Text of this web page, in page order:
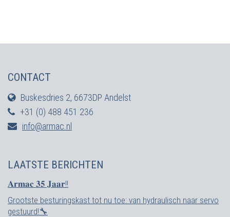
CONTACT
Buskesdries 2, 6673DP Andelst
+31 (0) 488 451 236
info@armac.nl
LAATSTE BERICHTEN
𝐀𝐫𝐦𝐚𝐜 𝟑𝟓 𝐉𝐚𝐚𝐫!!
Grootste besturingskast tot nu toe: van hydraulisch naar servo
gestuurd!🔧